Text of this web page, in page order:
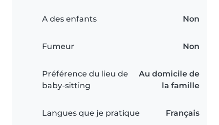
A des enfants Non
Fumeur Non
Préférence du lieu de
baby-sitting
Au domicile de
la famille
Langues que je pratique Français